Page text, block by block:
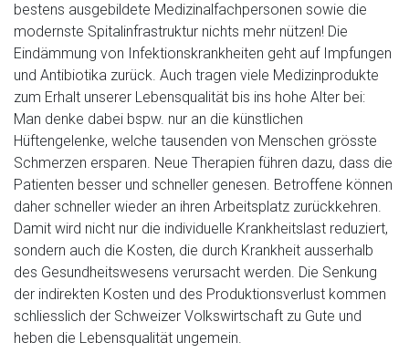
bestens ausgebildete Medizinalfachpersonen sowie die
modernste Spitalinfrastruktur nichts mehr nützen! Die
Eindämmung von Infektionskrankheiten geht auf Impfungen
und Antibiotika zurück. Auch tragen viele Medizinprodukte
zum Erhalt unserer Lebensqualität bis ins hohe Alter bei:
Man denke dabei bspw. nur an die künstlichen
Hüftengelenke, welche tausenden von Menschen grösste
Schmerzen ersparen. Neue Therapien führen dazu, dass die
Patienten besser und schneller genesen. Betroffene können
daher schneller wieder an ihren Arbeitsplatz zurückkehren.
Damit wird nicht nur die individuelle Krankheitslast reduziert,
sondern auch die Kosten, die durch Krankheit ausserhalb
des Gesundheitswesens verursacht werden. Die Senkung
der indirekten Kosten und des Produktionsverlust kommen
schliesslich der Schweizer Volkswirtschaft zu Gute und
heben die Lebensqualität ungemein.